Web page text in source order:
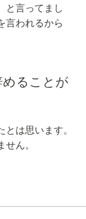
と言ってまし
言われるから
ることが
は思います。
ん。